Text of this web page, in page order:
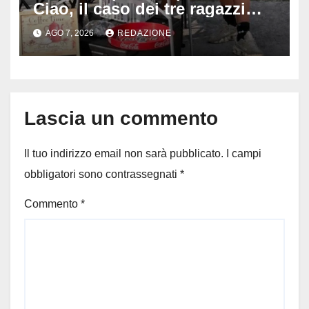
Ciao, il caso dei tre ragazzi
divide l’Italia: Fedriga li invita
in Regione, Vannacci li
difende
AGO 7, 2026 REDAZIONE
Lascia un commento
Il tuo indirizzo email non sarà pubblicato.
I campi
obbligatori sono contrassegnati *
Commento *